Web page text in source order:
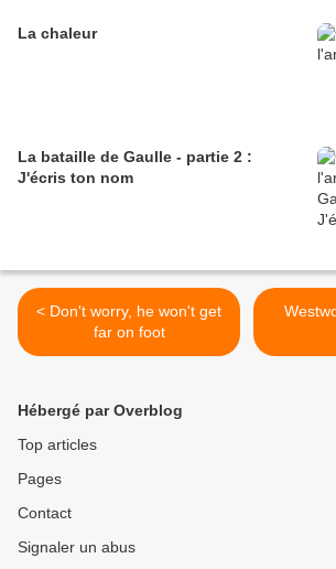
La chaleur
La bataille de Gaulle - partie 2 :
J'écris ton nom
< Don't worry, he won't get
far on foot
Hébergé par Overblog
Top articles
Pages
Contact
Signaler un abus